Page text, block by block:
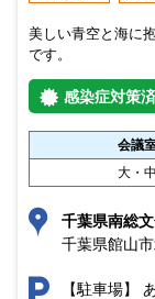
美しい青空と海に
です。
感染症対策
会議
大・中
千葉県南総
千葉県館山
【駐車場】